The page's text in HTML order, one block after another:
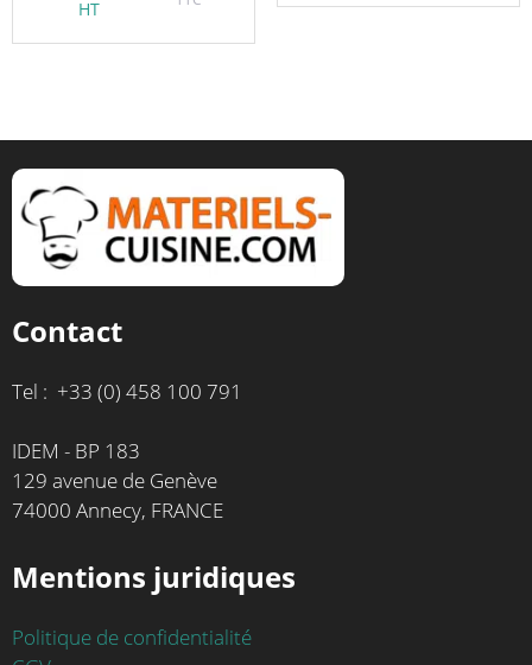
3,065.60€.
est :
HT
page
Contact
Tel : +33 (0) 458 100 791
IDEM - BP 183
129 avenue de Genève
74000 Annecy, FRANCE
Mentions juridiques
Politique de confidentialité